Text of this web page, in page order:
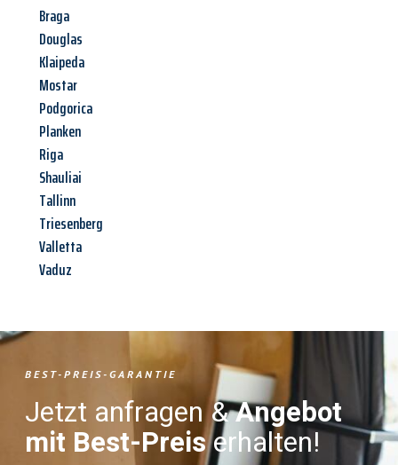
Braga
Douglas
Klaipeda
Mostar
Podgorica
Planken
Riga
Shauliai
Tallinn
Triesenberg
Valletta
Vaduz
BEST-PREIS-GARANTIE
Jetzt anfragen &Angebot
mit Best-Preiserhalten!